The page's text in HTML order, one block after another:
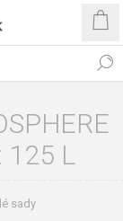
125 L
sady